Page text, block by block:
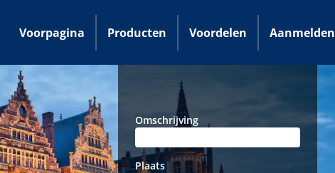
Voorpagina Producten Voordelen Aanmelden
Omschrijving
Plaats